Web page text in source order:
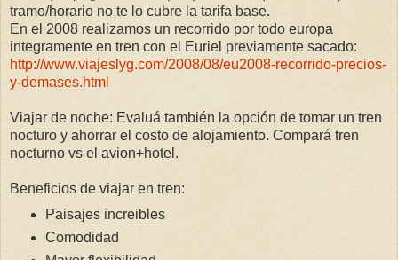
tramo/horario no te lo cubre la tarifa base.
En el 2008 realizamos un recorrido por todo europa
integramente en tren con el Euriel previamente sacado:
http://www.viajeslyg.com/2008/08/eu2008-recorrido-precios-
y-demases.html
Viajar de noche: Evaluá también la opción de tomar un tren
nocturo y ahorrar el costo de alojamiento. Compará tren
nocturno vs el avion+hotel.
Beneficios de viajar en tren:
Paisajes increibles
Comodidad